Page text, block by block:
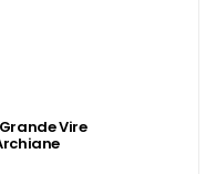
Vire